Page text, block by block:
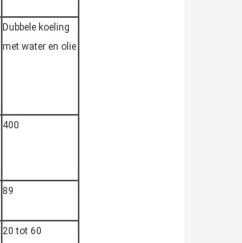
Dubbele koeling
met water en olie
400
89
20 tot 60